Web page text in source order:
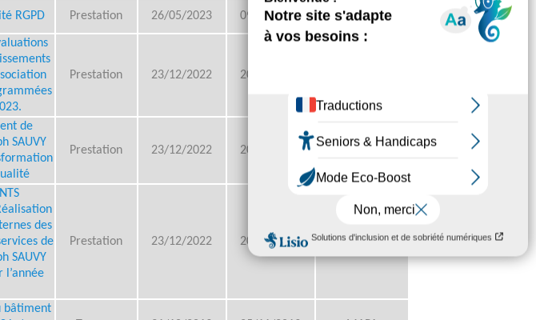
RGPD Prestation 26/05/2023 09/06/2023
Mise en
concurrence
Prestation 23/12/2022 20/02/2023
de
SAUVY
Prestation 23/12/2022 20/01/2023
Mise en
des
de
SAUVY
l’année
Prestation 23/12/2022 20/02/2023
Mise en
bâtiment